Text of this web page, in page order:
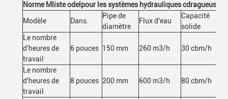
Norme M liste odel pour les systèmes hydrauliques cdragueuse
Modèle
Dans.
Pipe de
diamètre
Flux d'eau
Capacité
solide
Le nombre
d'heures de
travail
6 pouces 150 mm 260 m3/h 30 cbm/h
Le nombre
d'heures de
travail
8 pouces 200 mm 600 m3/h 80 cbm/h